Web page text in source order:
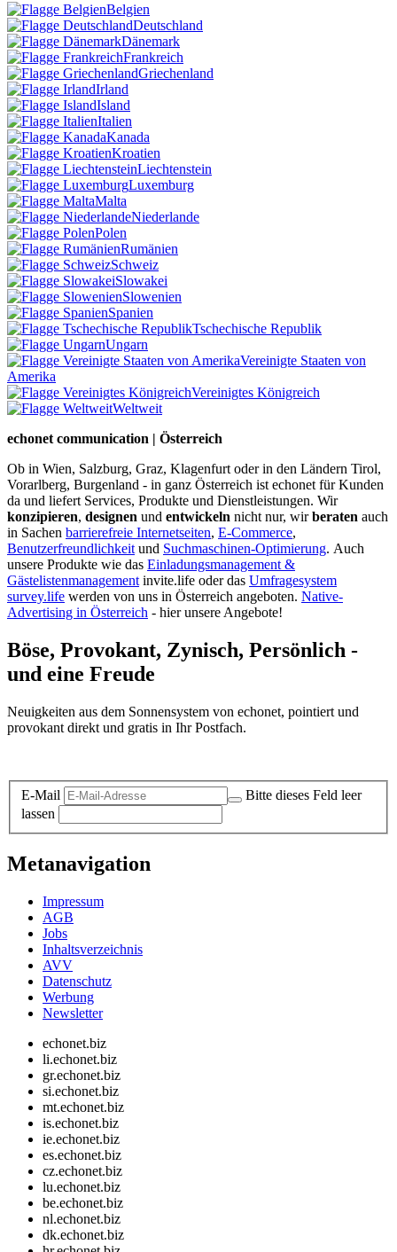
Belgien
Deutschland
Dänemark
Frankreich
Griechenland
Irland
Island
Italien
Kanada
Kroatien
Liechtenstein
Luxemburg
Malta
Niederlande
Polen
Rumänien
Schweiz
Slowakei
Slowenien
Spanien
Tschechische Republik
Ungarn
Vereinigte Staaten von
Amerika
Vereinigtes Königreich
Weltweit
echonet communication | Österreich
Ob in Wien, Salzburg, Graz, Klagenfurt oder in den Ländern Tirol,
Vorarlberg, Burgenland - in ganz Österreich ist echonet für Kunden
da und liefert Services, Produkte und Dienstleistungen. Wir
konzipieren, designen und entwickeln nicht nur, wirberaten auch
in Sachen barrierefreie Internetseiten, E-Commerce,
Benutzerfreundlichkeit und Suchmaschinen-Optimierung. Auch
unsere Produkte wie das Einladungsmanagement &
Gästelistenmanagement invite.life oder das Umfragesystem
survey.life werden von uns in Österreich angeboten. Native-
Advertising in Österreich - hier unsere Angebote!
Böse, Provokant, Zynisch, Persönlich -
und eine Freude
Neuigkeiten aus dem Sonnensystem von echonet, pointiert und
provokant direkt und gratis in Ihr Postfach.
E-Mail
Bitte dieses Feld leer
lassen
Metanavigation
Impressum
AGB
Jobs
Inhaltsverzeichnis
AVV
Datenschutz
Werbung
Newsletter
echonet.biz
li.echonet.biz
gr.echonet.biz
si.echonet.biz
mt.echonet.biz
is.echonet.biz
ie.echonet.biz
es.echonet.biz
cz.echonet.biz
lu.echonet.biz
be.echonet.biz
nl.echonet.biz
dk.echonet.biz